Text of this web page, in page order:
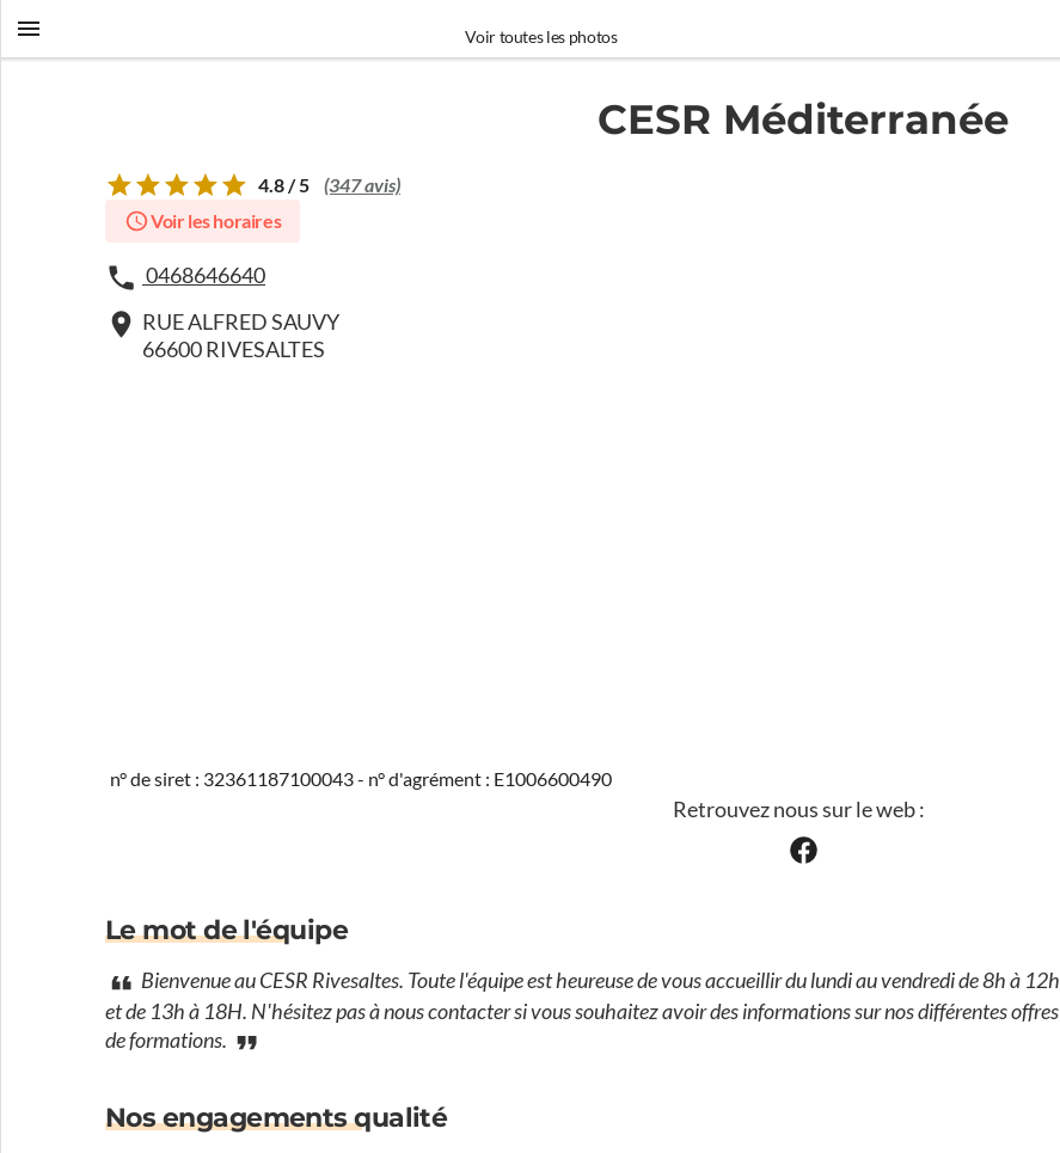
Voir toutes les photos
CESR Méditerranée
4.8 / 5 (347 avis)
Voir les horaires
0468646640
RUE ALFRED SAUVY
66600 RIVESALTES
n° de siret : 32361187100043 - n° d'agrément : E1006600490
Retrouvez nous sur le web :
Le mot de l'équipe
Bienvenue au CESR Rivesaltes. Toute l'équipe est heureuse de vous accueillir du lundi au vendredi de 8h à 12h
et de 13h à 18H. N'hésitez pas à nous contacter si vous souhaitez avoir des informations sur nos différentes offres
de formations.
Nos engagements qualité